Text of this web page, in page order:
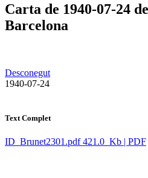
Carta de 1940-07-24
Barcelona
Desconegut
​ 1940-07-24
Text Complet
ID_Brunet2301.pdf 421.0 Kb | PDF